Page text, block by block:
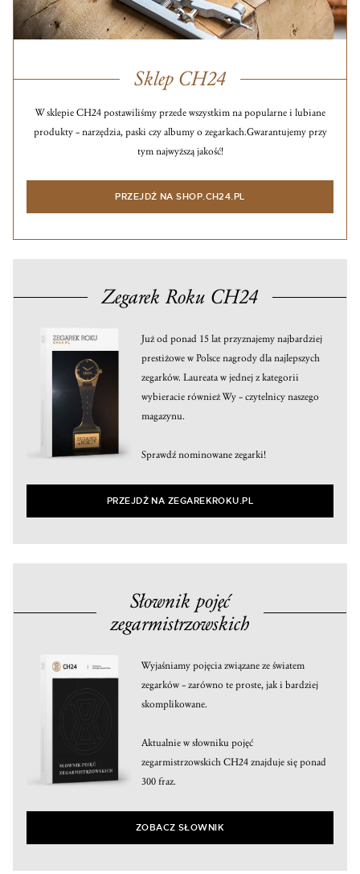
Sklep CH24
W sklepie CH24 postawiliśmy przede wszystkim na popularne i lubiane
produkty – narzędzia, paski czy albumy o zegarkach.Gwarantujemy przy
tym najwyższą jakość!
PRZEJDŹ NA SHOP.CH24.PL
Zegarek Roku CH24
Już od ponad 15 lat przyznajemy najbardziej
prestiżowe w Polsce nagrody dla najlepszych
zegarków. Laureata w jednej z kategorii
wybieracie również Wy – czytelnicy naszego
magazynu.
Sprawdź nominowane zegarki!
PRZEJDŹ NA ZEGAREKROKU.PL
Słownik pojęć
zegarmistrzowskich
Wyjaśniamy pojęcia związane ze światem
zegarków – zarówno te proste, jak i bardziej
skomplikowane.
Aktualnie w słowniku pojęć
zegarmistrzowskich CH24 znajduje się ponad
300 fraz.
ZOBACZ SŁOWNIK